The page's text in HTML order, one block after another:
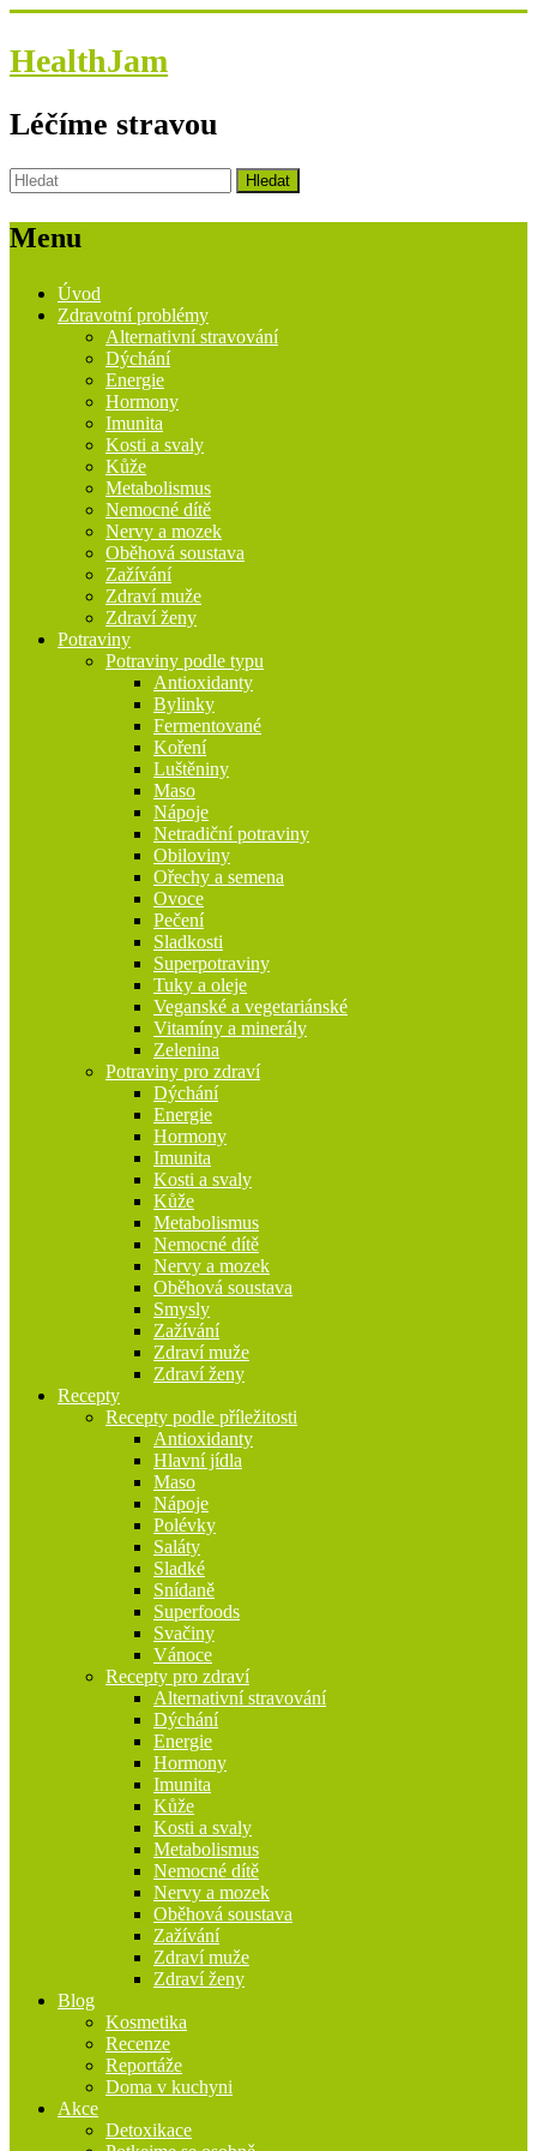
HealthJam
Léčíme stravou
Menu
Úvod
Zdravotní problémy
Alternativní stravování
Dýchání
Energie
Hormony
Imunita
Kosti a svaly
Kůže
Metabolismus
Nemocné dítě
Nervy a mozek
Oběhová soustava
Zažívání
Zdraví muže
Zdraví ženy
Potraviny
Potraviny podle typu
Antioxidanty
Bylinky
Fermentované
Koření
Luštěniny
Maso
Nápoje
Netradiční potraviny
Obiloviny
Ořechy a semena
Ovoce
Pečení
Sladkosti
Superpotraviny
Tuky a oleje
Veganské a vegetariánské
Vitamíny a minerály
Zelenina
Potraviny pro zdraví
Dýchání
Energie
Hormony
Imunita
Kosti a svaly
Kůže
Metabolismus
Nemocné dítě
Nervy a mozek
Oběhová soustava
Smysly
Zažívání
Zdraví muže
Zdraví ženy
Recepty
Recepty podle příležitosti
Antioxidanty
Hlavní jídla
Maso
Nápoje
Polévky
Saláty
Sladké
Snídaně
Superfoods
Svačiny
Vánoce
Recepty pro zdraví
Alternativní stravování
Dýchání
Energie
Hormony
Imunita
Kůže
Kosti a svaly
Metabolismus
Nemocné dítě
Nervy a mozek
Oběhová soustava
Zažívání
Zdraví muže
Zdraví ženy
Blog
Kosmetika
Recenze
Reportáže
Doma v kuchyni
Akce
Detoxikace